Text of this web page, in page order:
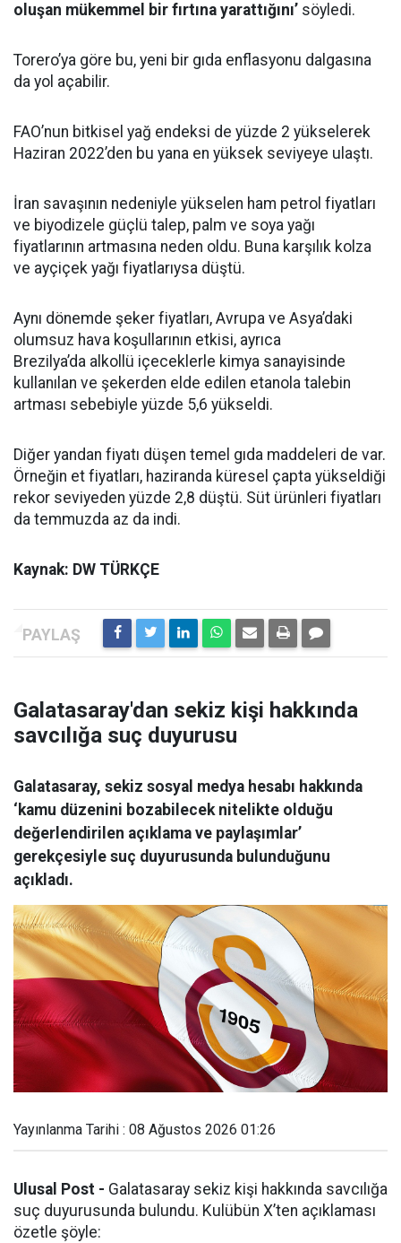
oluşan mükemmel bir fırtına yarattığını’ söyledi.
Torero’ya göre bu, yeni bir gıda enflasyonu dalgasına
da yol açabilir.
FAO’nun bitkisel yağ endeksi de yüzde 2 yükselerek
Haziran 2022’den bu yana en yüksek seviyeye ulaştı.
İran savaşının nedeniyle yükselen ham petrol fiyatları
ve biyodizele güçlü talep, palm ve soya yağı
fiyatlarının artmasına neden oldu. Buna karşılık kolza
ve ayçiçek yağı fiyatlarıysa düştü.
Aynı dönemde şeker fiyatları, Avrupa ve Asya’daki
olumsuz hava koşullarının etkisi, ayrıca
Brezilya’da alkollü içeceklerle kimya sanayisinde
kullanılan ve şekerden elde edilen etanola talebin
artması sebebiyle yüzde 5,6 yükseldi.
Diğer yandan fiyatı düşen temel gıda maddeleri de var.
Örneğin et fiyatları, haziranda küresel çapta yükseldiği
rekor seviyeden yüzde 2,8 düştü. Süt ürünleri fiyatları
da temmuzda az da indi.
Kaynak: DW TÜRKÇE
Galatasaray'dan sekiz kişi hakkında
savcılığa suç duyurusu
Galatasaray, sekiz sosyal medya hesabı hakkında
‘kamu düzenini bozabilecek nitelikte olduğu
değerlendirilen açıklama ve paylaşımlar’
gerekçesiyle suç duyurusunda bulunduğunu
açıkladı.
Yayınlanma Tarihi : 08 Ağustos 2026 01:26
Ulusal Post - Galatasaray sekiz kişi hakkında savcılığa
suç duyurusunda bulundu. Kulübün X’ten açıklaması
özetle şöyle: